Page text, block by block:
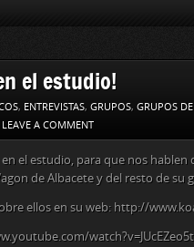
el estudio!
, ENTREVISTAS, GRUPOS, GRUPOS
LEAVE A COMMENT
en el estudio, para que nos
de Albacete y del resto de su
ellos en su web: http://